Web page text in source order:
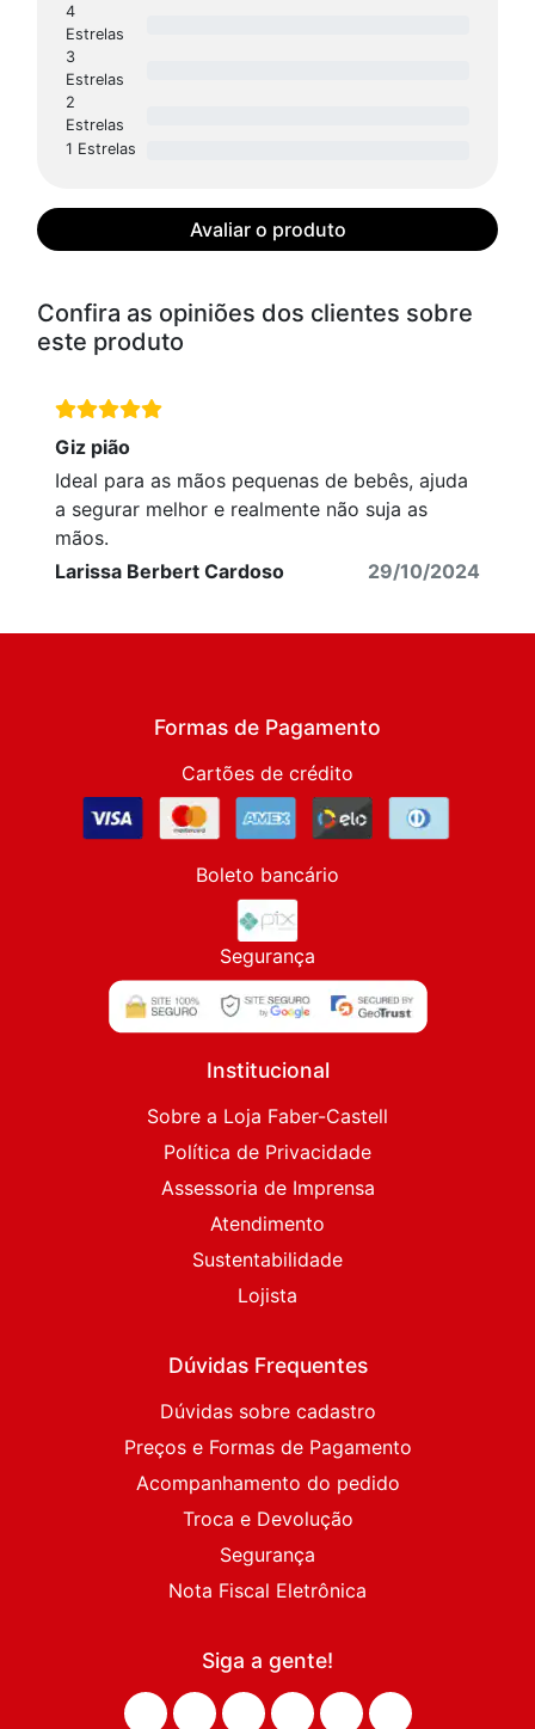
4
Estrelas
3
Estrelas
2
Estrelas
1 Estrelas
Avaliar o produto
Confira as opiniões dos clientes sobre
este produto
Giz pião
Ideal para as mãos pequenas de bebês, ajuda
a segurar melhor e realmente não suja as
mãos.
Larissa Berbert Cardoso
29/10/2024
Formas de Pagamento
Cartões de crédito
Boleto bancário
Segurança
Institucional
Sobre a Loja Faber-Castell
Política de Privacidade
Assessoria de Imprensa
Atendimento
Sustentabilidade
Lojista
Dúvidas Frequentes
Dúvidas sobre cadastro
Preços e Formas de Pagamento
Acompanhamento do pedido
Troca e Devolução
Segurança
Nota Fiscal Eletrônica
Siga a gente!